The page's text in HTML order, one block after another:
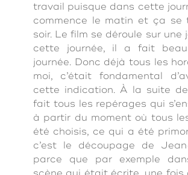
travail puisque dans cette
commence le matin et ça se
soir. Le film se déroule sur une
cette journée, il a fait
journée. Donc déjà tous les
moi, c’était fondamental
cette indication. À la suite
fait tous les repérages qui
à partir du moment où tous
été choisis, ce qui a été
c’est le découpage de
parce que par exemple